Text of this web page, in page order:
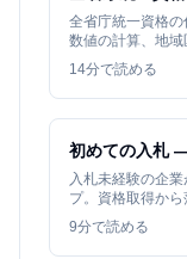
全省庁統一資格
数値の計算、地域
14分で読める
初めての入札
入札未経験の企
プ。資格取得から
9分で読める